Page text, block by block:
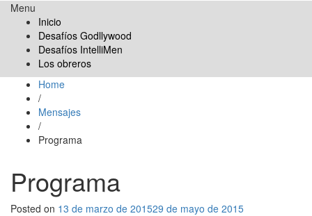
Obreros Universal
Menu
Inicio
Desafíos Godllywood
Desafíos IntelliMen
Los obreros
Home
/
Mensajes
/
Programa
Programa
Posted on 13 de marzo de 201529 de mayo de 2015